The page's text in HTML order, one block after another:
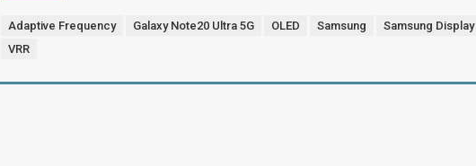
Adaptive Frequency Galaxy Note20 Ultra 5G OLED Samsung
Samsung Display
VRR